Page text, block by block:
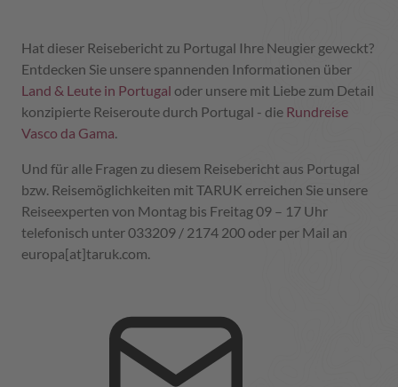
Hat dieser Reisebericht zu Portugal Ihre Neugier geweckt?
Entdecken Sie unsere spannenden Informationen über
Land & Leute in Portugal oder unsere mit Liebe zum Detail
konzipierte Reiseroute durch Portugal - die Rundreise
Vasco da Gama.
Und für alle Fragen zu diesem Reisebericht aus Portugal
bzw. Reisemöglichkeiten mit TARUK erreichen Sie unsere
Reiseexperten von Montag bis Freitag 09 – 17 Uhr
telefonisch unter 033209 / 2174 200 oder per Mail an
europa[at]taruk.com.